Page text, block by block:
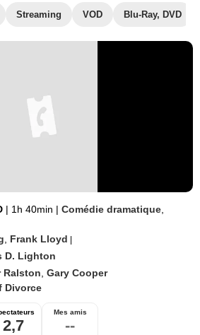
Streaming VOD Blu-Ray, DVD
| 1h 40min | Comédie dramatique
Frank Lloyd
D. Lighton
Ralston Gary Cooper
Divorce
2,7
Mes amis
--